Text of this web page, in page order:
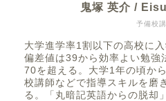
予備校
鬼塚 英介 /
大学進学率1割以下の高校に
偏差値は39から効率よい勉強
70を超える。大学1年の頃か
校講師などで指導スキルを磨
る。「丸暗記英語からの脱却